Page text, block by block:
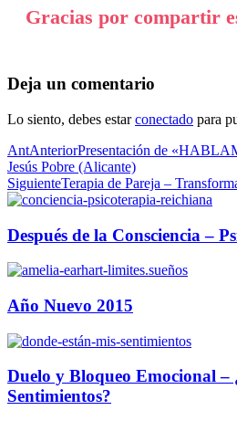
Gracias por compartir
Deja un comentario
Lo siento, debes estarconectado para
AntAnteriorPresentación de
Jesús Pobre (Alicante)
SiguienteTerapia de Pareja –
Después de la Consciencia –
Año Nuevo 2015
Duelo y Bloqueo Emocional –
Sentimientos?